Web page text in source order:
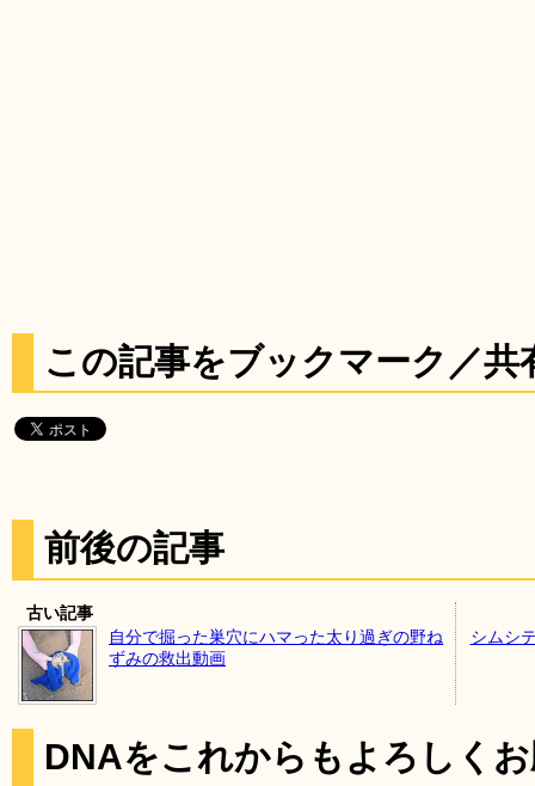
この記事をブックマーク／共
前後の記事
古い記事
自分で掘った巣穴にハマった太り過ぎの野ね
ずみの救出動画
シムシ
DNAをこれからもよろしく